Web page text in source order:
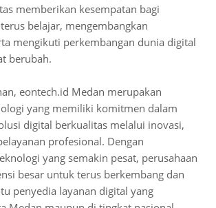
memberikan kesempatan bagi
belajar, mengembangkan
mengikuti perkembangan dunia digital
berubah.
eontech.id Medan merupakan
yang memiliki komitmen dalam
digital berkualitas melalui inovasi,
profesional. Dengan
yang semakin pesat, perusahaan
besar untuk terus berkembang dan
penyedia layanan digital yang